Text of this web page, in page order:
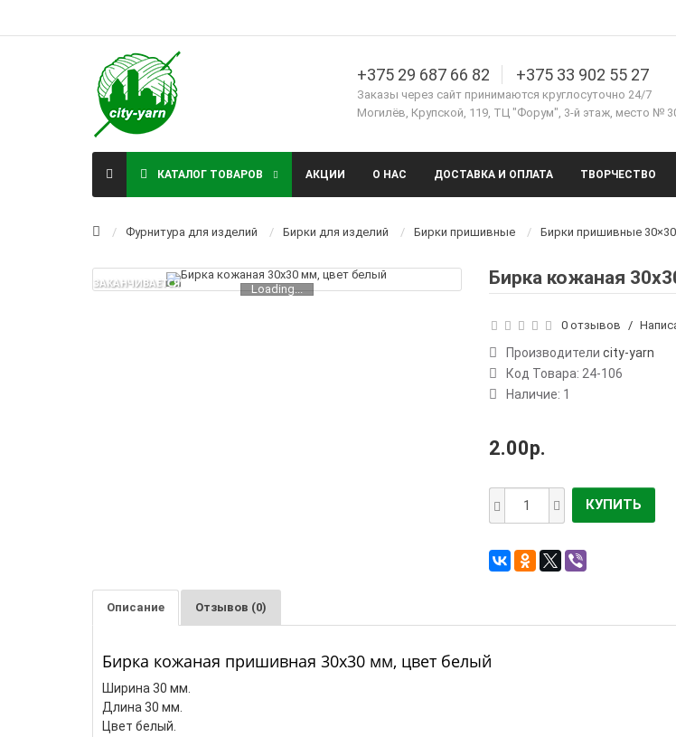
+375 29 687 66 82 +375 33 902 55 27
Заказы через сайт принимаются круглосуточно 24/7
Могилёв, Крупской, 119, ТЦ "Форум", 3-й этаж, место №
КАТАЛОГ ТОВАРОВ АКЦИИ О НАС ДОСТАВКА И ОПЛАТА ТВОРЧЕСТВО
Фурнитура для изделий Бирки для изделий Бирки пришивные Бирки пришивные
ЗАКАНЧИВАЕТСЯ Loading...
Бирка кожаная
0 отзывов /
Производители city-yarn
Код Товара: 24-106
Наличие: 1
2.00р.
КУПИТЬ
Описание Отзывов (0)
Бирка кожаная пришивная 30х30 мм, цвет белый
Ширина 30 мм.
Длина 30 мм.
Цвет белый.